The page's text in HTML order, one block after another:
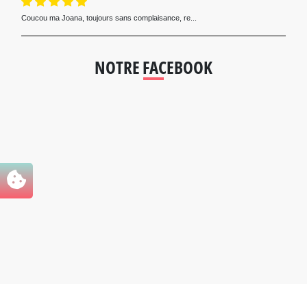
Coucou ma Joana, toujours sans complaisance, re...
NOTRE FACEBOOK